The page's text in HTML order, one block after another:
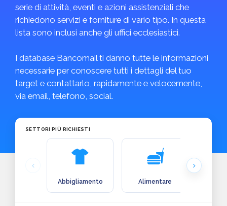
serie di attività, eventi e azioni assistenziali che
richiedono servizi e forniture di vario tipo. In questa
lista sono inclusi anche gli uffici ecclesiastici.
I database Bancomail ti danno tutte le informazioni
necessarie per conoscere tutti i dettagli del tuo
target e contattarlo, rapidamente e velocemente,
via email, telefono, social.
SETTORI PIÙ RICHIESTI
Abbigliamento Alimentare